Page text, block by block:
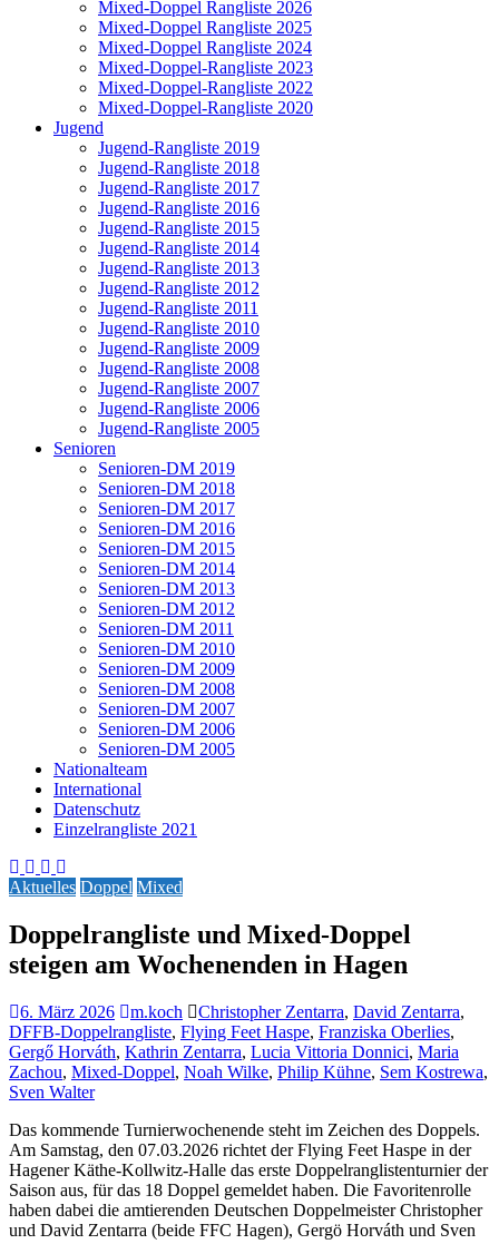
Mixed-Doppel Rangliste 2026
Mixed-Doppel Rangliste 2025
Mixed-Doppel Rangliste 2024
Mixed-Doppel-Rangliste 2023
Mixed-Doppel-Rangliste 2022
Mixed-Doppel-Rangliste 2020
Jugend
Jugend-Rangliste 2019
Jugend-Rangliste 2018
Jugend-Rangliste 2017
Jugend-Rangliste 2016
Jugend-Rangliste 2015
Jugend-Rangliste 2014
Jugend-Rangliste 2013
Jugend-Rangliste 2012
Jugend-Rangliste 2011
Jugend-Rangliste 2010
Jugend-Rangliste 2009
Jugend-Rangliste 2008
Jugend-Rangliste 2007
Jugend-Rangliste 2006
Jugend-Rangliste 2005
Senioren
Senioren-DM 2019
Senioren-DM 2018
Senioren-DM 2017
Senioren-DM 2016
Senioren-DM 2015
Senioren-DM 2014
Senioren-DM 2013
Senioren-DM 2012
Senioren-DM 2011
Senioren-DM 2010
Senioren-DM 2009
Senioren-DM 2008
Senioren-DM 2007
Senioren-DM 2006
Senioren-DM 2005
Nationalteam
International
Datenschutz
Einzelrangliste 2021
Aktuelles Doppel Mixed
Doppelrangliste und Mixed-Doppel
steigen am Wochenenden in Hagen
6. März 2026 m.koch Christopher Zentarra, David Zentarra,
DFFB-Doppelrangliste, Flying Feet Haspe, Franziska Oberlies,
Gergő Horváth, Kathrin Zentarra, Lucia Vittoria Donnici, Maria
Zachou, Mixed-Doppel, Noah Wilke, Philip Kühne, Sem Kostrewa,
Sven Walter
Das kommende Turnierwochenende steht im Zeichen des Doppels.
Am Samstag, den 07.03.2026 richtet der Flying Feet Haspe in der
Hagener Käthe-Kollwitz-Halle das erste Doppelranglistenturnier der
Saison aus, für das 18 Doppel gemeldet haben. Die Favoritenrolle
haben dabei die amtierenden Deutschen Doppelmeister Christopher
und David Zentarra (beide FFC Hagen), Gergö Horváth und Sven